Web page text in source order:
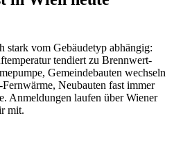
stark vom Gebäudetyp abhängig:
tendiert zu Brennwert-
Gemeindebauten wechseln
Neubauten fast immer
Anmeldungen laufen über Wiener
mit.